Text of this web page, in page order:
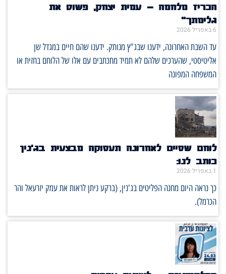
הכריז מלחמה – עמית יצחק, פשוט את
גלימתך"
6 באפריל 2026
עד השבת האחרונה, ידענו שבג"ץ מנותק. ידענו שהם חיים במגדל שן
אליטיסטי, שהערכים שלהם לא תמיד מתכתבים עם אלו של הלוחם בחזית או
המשפחה המפונה
לוחם שסיים לאחרונה תעסוקה מבצעית בג'נין
כותב לנו:
1 באפריל 2026
כך נראה היום מחנה הפליטים בג'נין, (ברקע ניתן לראות את עמק יזרעאל והר
הכרמל).